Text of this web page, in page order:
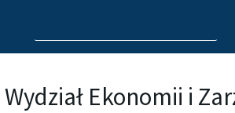
for:
Wydział Ekonomii i